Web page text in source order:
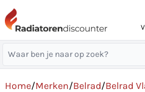
Home/Merken/Belrad/Belrad